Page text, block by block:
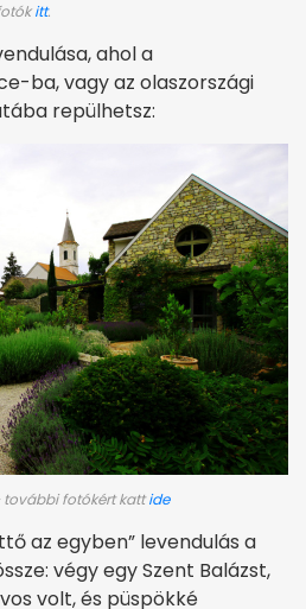
itt.
ahol a
ba, vagy az olaszországi
repülhetsz:
további fotókért kattide
az egyben” levendulás a
végy egy Szent Balázst,
volt, és püspökké